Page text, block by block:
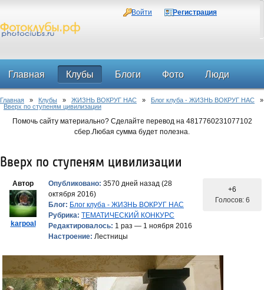
Войти Регистрация
Главная Клубы Блоги Фото Люди
Форум
Главная » Клубы » ЖИЗНЬ ВОКРУГ НАС » Блог клуба - ЖИЗНЬ ВОКРУГ НАС »
Вверх по ступеням цивилизации
Помочь сайту материально? Сделайте перевод на 4817760231077102
сбер.Любая сумма будет полезна.
Вверх по ступеням цивилизации
Автор
karpoal
Опубликовано: 3570 дней назад (28
октября 2016)
Блог: Блог клуба - ЖИЗНЬ ВОКРУГ НАС
Рубрика: ТЕМАТИЧЕСКИЙ КОНКУРС
Редактировалось: 1 раз — 1 ноября 2016
Настроение: Лестницы
+6
Голосов: 6